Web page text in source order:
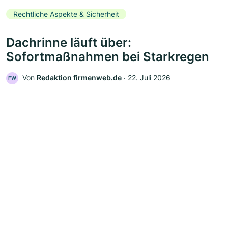
Rechtliche Aspekte & Sicherheit
Dachrinne läuft über:
Sofortmaßnahmen bei Starkregen
FW Von Redaktion firmenweb.de ‧ 22. Juli 2026